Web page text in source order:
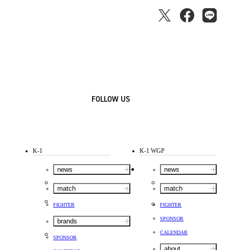
FOLLOW US
K-1
news
match
FIGHTER
brands
SPONSOR
K-1 WGP
news
match
FIGHTER
SPONSOR
CALENDAR